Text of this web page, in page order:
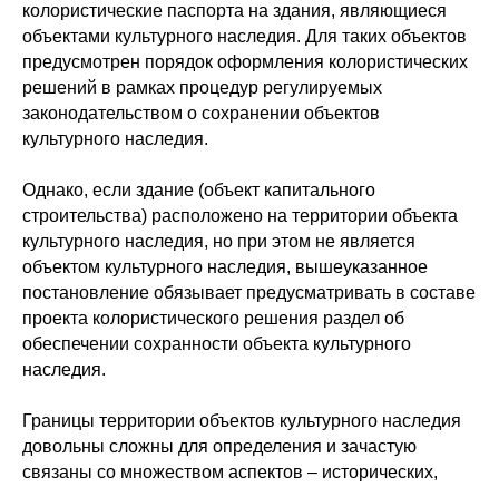
колористические паспорта на здания, являющиеся
объектами культурного наследия. Для таких объектов
предусмотрен порядок оформления колористических
решений в рамках процедур регулируемых
законодательством о сохранении объектов
культурного наследия.
Однако, если здание (объект капитального
строительства) расположено на территории объекта
культурного наследия, но при этом не является
объектом культурного наследия, вышеуказанное
постановление обязывает предусматривать в составе
проекта колористического решения раздел об
обеспечении сохранности объекта культурного
наследия.
Границы территории объектов культурного наследия
довольны сложны для определения и зачастую
связаны со множеством аспектов – исторических,